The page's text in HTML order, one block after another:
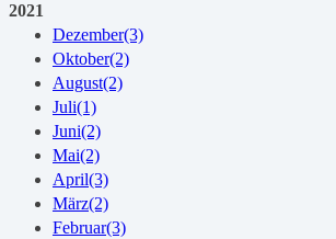
2021
Dezember(3)
Oktober(2)
August(2)
Juli(1)
Juni(2)
Mai(2)
April(3)
März(2)
Februar(3)